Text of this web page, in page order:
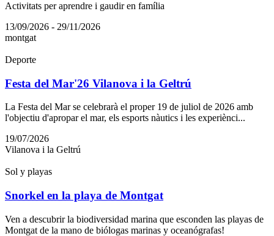
Activitats per aprendre i gaudir en família
13/09/2026 - 29/11/2026
montgat
Deporte
Festa del Mar'26 Vilanova i la Geltrú
La Festa del Mar se celebrarà el proper 19 de juliol de 2026 amb
l'objectiu d'apropar el mar, els esports nàutics i les experiènci...
19/07/2026
Vilanova i la Geltrú
Sol y playas
Snorkel en la playa de Montgat
Ven a descubrir la biodiversidad marina que esconden las playas de
Montgat de la mano de biólogas marinas y oceanógrafas!